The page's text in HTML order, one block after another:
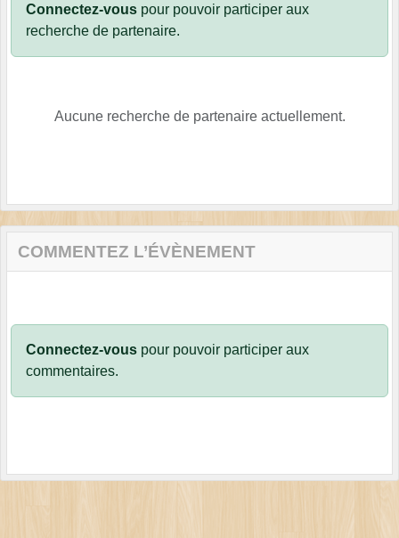
Connectez-vous pour pouvoir participer aux
recherche de partenaire.
Aucune recherche de partenaire actuellement.
COMMENTEZ L’ÉVÈNEMENT
Connectez-vous pour pouvoir participer aux
commentaires.